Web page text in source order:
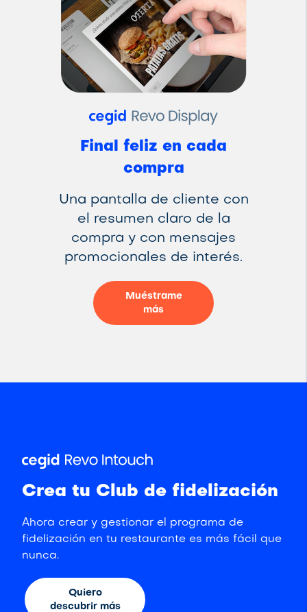
Final feliz en cada
compra
Una pantalla de cliente con
el resumen claro de la
compra y con mensajes
promocionales de interés.
Muéstrame
más
Crea tu Club de fidelización
Ahora crear y gestionar el programa de
fidelización en tu restaurante es más fácil que
nunca.
Quiero
descubrir más